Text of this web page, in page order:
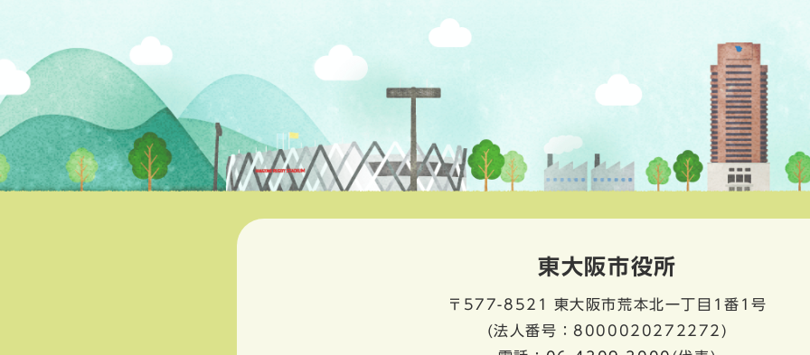
東大阪市役所
〒577-8521
東大阪市荒本北一丁目1番1号
(法人番号：8000020272272)